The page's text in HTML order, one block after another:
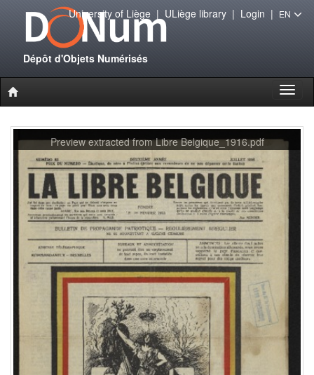
Dépôt d'Objets Numérisés
University of Liège| ULiège library| Login | EN
Preview extracted from Libre Belgique_1916.pdf